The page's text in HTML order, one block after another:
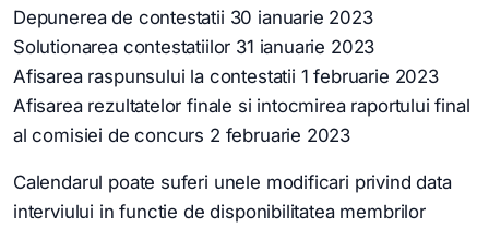
Depunerea de contestatii 30 ianuarie 2023
Solutionarea contestatiilor 31 ianuarie 2023
Afisarea raspunsului la contestatii 1 februarie 2023
Afisarea rezultatelor finale si intocmirea raportului final
al comisiei de concurs 2 februarie 2023
Calendarul poate suferi unele modificari privind data
interviului in functie de disponibilitatea membrilor